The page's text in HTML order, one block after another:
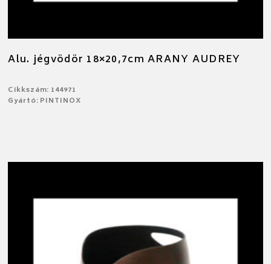
Alu. jégvödör 18×20,7cm ARANY AUDREY
Cikkszám: 144971
Gyártó: PINTINOX